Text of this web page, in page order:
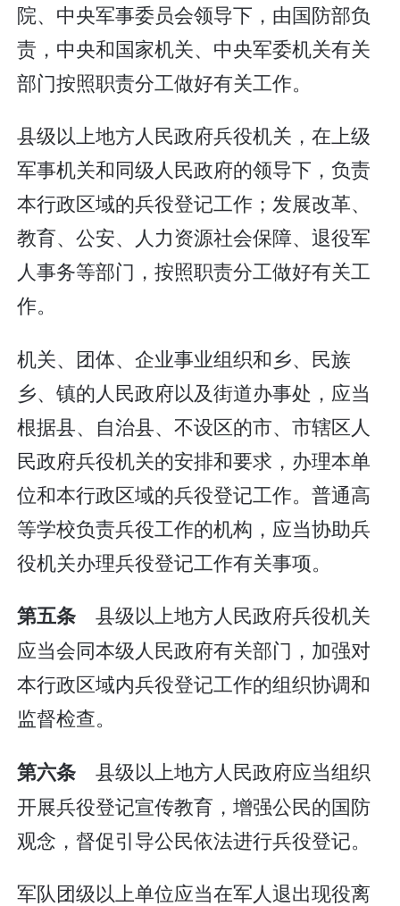
院、中央军事委员会领导下，由国防部负
责，中央和国家机关、中央军委机关有关
部门按照职责分工做好有关工作。
县级以上地方人民政府兵役机关，在上级
军事机关和同级人民政府的领导下，负责
本行政区域的兵役登记工作；发展改革、
教育、公安、人力资源社会保障、退役军
人事务等部门，按照职责分工做好有关工
作。
机关、团体、企业事业组织和乡、民族
乡、镇的人民政府以及街道办事处，应当
根据县、自治县、不设区的市、市辖区人
民政府兵役机关的安排和要求，办理本单
位和本行政区域的兵役登记工作。普通高
等学校负责兵役工作的机构，应当协助兵
役机关办理兵役登记工作有关事项。
第五条县级以上地方人民政府兵役机关
应当会同本级人民政府有关部门，加强对
本行政区域内兵役登记工作的组织协调和
监督检查。
第六条县级以上地方人民政府应当组织
开展兵役登记宣传教育，增强公民的国防
观念，督促引导公民依法进行兵役登记。
军队团级以上单位应当在军人退出现役离